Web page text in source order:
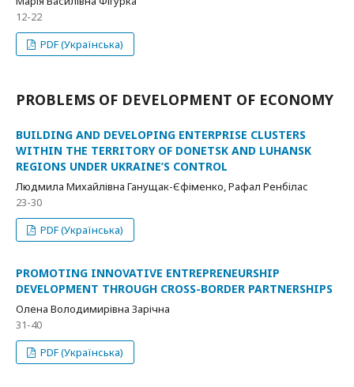
12-22
PDF (Українська)
PROBLEMS OF DEVELOPMENT OF ECONOMY
BUILDING AND DEVELOPING ENTERPRISE CLUSTERS
WITHIN THE TERRITORY OF DONETSK AND LUHANSK
REGIONS UNDER UKRAINE’S CONTROL
Людмила Михайлівна Ганущак-Єфіменко, Рафал Ренбілас
23-30
PDF (Українська)
PROMOTING INNOVATIVE ENTREPRENEURSHIP
DEVELOPMENT THROUGH CROSS-BORDER PARTNERSHIPS
Олена Володимирівна Зарічна
31-40
PDF (Українська)